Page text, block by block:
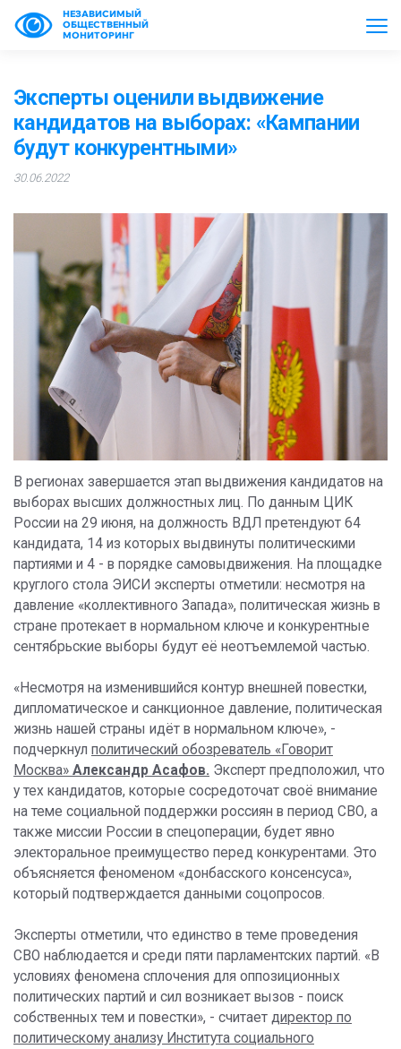
НЕЗАВИСИМЫЙ
ОБЩЕСТВЕННЫЙ
МОНИТОРИНГ
Эксперты оценили выдвижение
кандидатов на выборах: «Кампании
будут конкурентными»
30.06.2022
В регионах завершается этап выдвижения кандидатов на
выборах высших должностных лиц. По данным ЦИК
России на 29 июня, на должность ВДЛ претендуют 64
кандидата, 14 из которых выдвинуты политическими
партиями и 4 - в порядке самовыдвижения. На площадке
круглого стола ЭИСИ эксперты отметили: несмотря на
давление «коллективного Запада», политическая жизнь в
стране протекает в нормальном ключе и конкурентные
сентябрьские выборы будут её неотъемлемой частью.
«Несмотря на изменившийся контур внешней повестки,
дипломатическое и санкционное давление, политическая
жизнь нашей страны идёт в нормальном ключе», -
подчеркнул политический обозреватель «Говорит
Москва» Александр Асафов. Эксперт предположил, что
у тех кандидатов, которые сосредоточат своё внимание
на теме социальной поддержки россиян в период СВО, а
также миссии России в спецоперации, будет явно
электоральное преимущество перед конкурентами. Это
объясняется феноменом «донбасского консенсуса»,
который подтверждается данными соцопросов.
Эксперты отметили, что единство в теме проведения
СВО наблюдается и среди пяти парламентских партий. «В
условиях феномена сплочения для оппозиционных
политических партий и сил возникает вызов - поиск
собственных тем и повестки», - считает директор по
политическому анализу Института социального